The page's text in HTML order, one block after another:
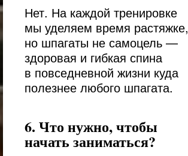
Нет. На каждой тренировке
мы уделяем время растяжке,
но шпагаты не самоцель —
здоровая и гибкая спина
в повседневной жизни куда
полезнее любого шпагата.
6. Что нужно, чтобы
начать заниматься?